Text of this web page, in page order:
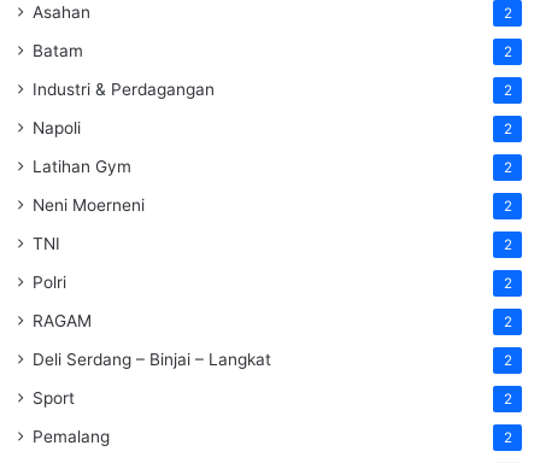
Asahan 2
Batam 2
Industri & Perdagangan 2
Napoli 2
Latihan Gym 2
Neni Moerneni 2
TNI 2
Polri 2
RAGAM 2
Deli Serdang – Binjai – Langkat 2
Sport 2
Pemalang 2